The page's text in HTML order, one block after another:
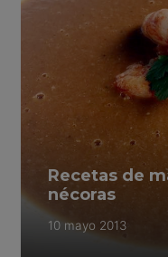
Recetas de
nécoras
10 mayo 2013